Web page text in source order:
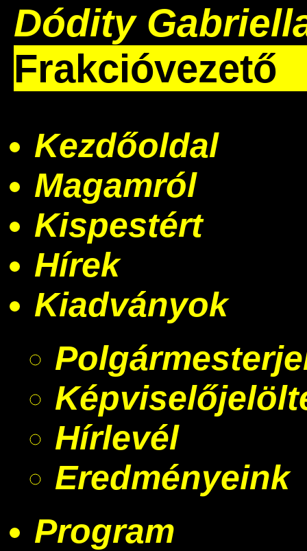
Dódity
Frakcióvezető
Kezdőoldal
Magamról
Kispestért
Hírek
Kiadványok
Hírlevél
Eredményeink
Program